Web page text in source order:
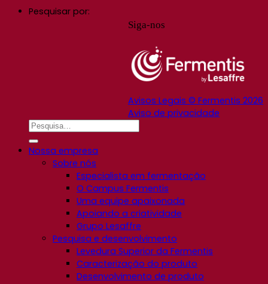
Siga-nos
Avisos Legais © Fermentis 2026
Aviso de privacidade
Pesquisar por:
Nossa empresa
Sobre nós
Especialista em fermentação
O Campus Fermentis
Uma equipe apaixonada
Apoiando a criatividade
Grupo Lesaffre
Pesquisa e desenvolvimento
Levedura Superior da Fermentis
Caracterização do produto
Desenvolvimento de produto